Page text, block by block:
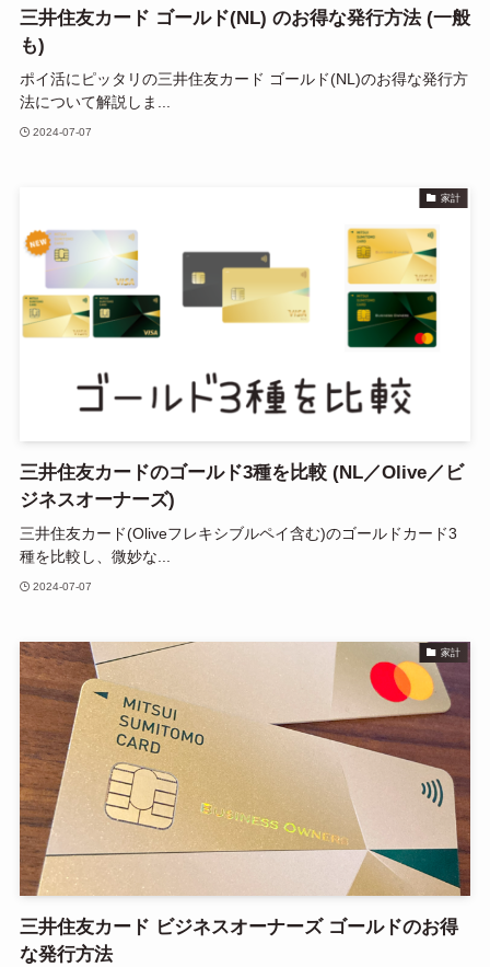
三井住友カード ゴールド(NL) のお得な発行方法 (一般
も)
ポイ活にピッタリの三井住友カード ゴールド(NL)のお得な発行方
法について解説しま...
2024-07-07
家計
三井住友カードのゴールド3種を比較 (NL／Olive／ビ
ジネスオーナーズ)
三井住友カード(Oliveフレキシブルペイ含む)のゴールドカード3
種を比較し、微妙な...
2024-07-07
家計
三井住友カード ビジネスオーナーズ ゴールドのお得
な発行方法